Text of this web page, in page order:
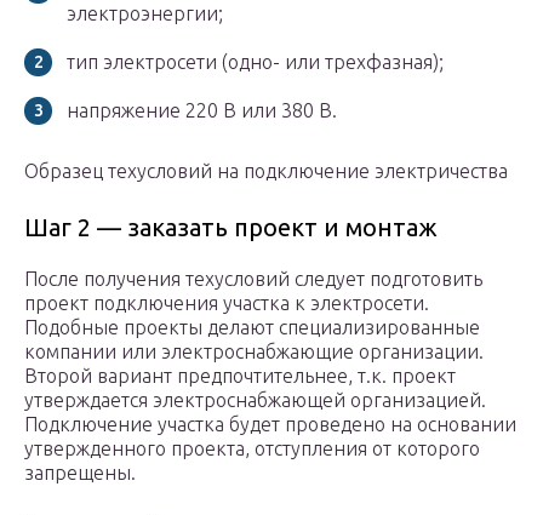
электроэнергии;
тип электросети (одно- или трехфазная);
напряжение 220 В или 380 В.
Образец техусловий на подключение электричества
Шаг 2 — заказать проект и монтаж
После получения техусловий следует подготовить
проект подключения участка к электросети.
Подобные проекты делают специализированные
компании или электроснабжающие организации.
Второй вариант предпочтительнее, т.к. проект
утверждается электроснабжающей организацией.
Подключение участка будет проведено на основании
утвержденного проекта, отступления от которого
запрещены.